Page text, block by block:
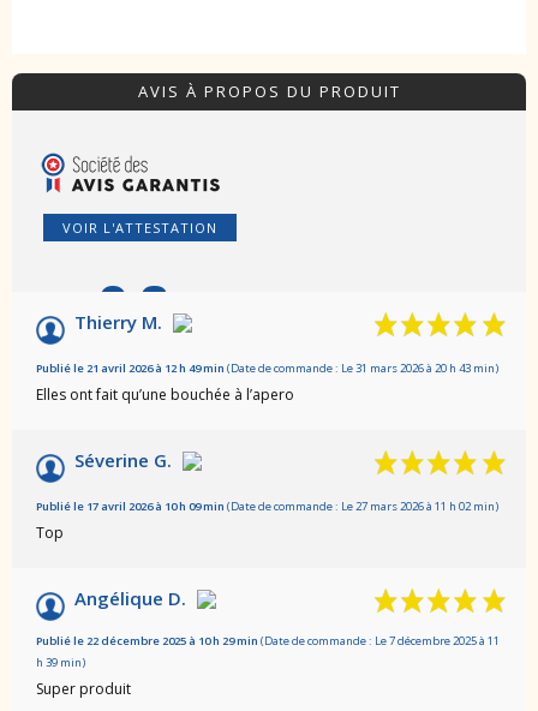
AVIS À PROPOS DU PRODUIT
VOIR L'ATTESTATION
9.6/10
Basé sur 132 avis
Thierry M.
Publié le 21 avril 2026 à 12 h 49 min (Date de commande : Le 31 mars 2026 à 20 h 43 min)
Elles ont fait qu’une bouchée à l’apero
Séverine G.
Publié le 17 avril 2026 à 10 h 09 min (Date de commande : Le 27 mars 2026 à 11 h 02 min)
Top
Angélique D.
Publié le 22 décembre 2025 à 10 h 29 min (Date de commande : Le 7 décembre 2025 à 11
h 39 min)
Super produit